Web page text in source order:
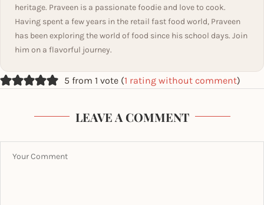
heritage. Praveen is a passionate foodie and love to cook.
Having spent a few years in the retail fast food world, Praveen
has been exploring the world of food since his school days. Join
him on a flavorful journey.
5 from 1 vote (1 rating without comment)
LEAVE A COMMENT